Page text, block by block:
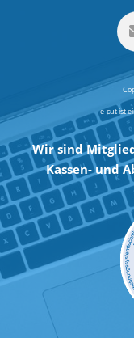
e-cut ist
Wir sind
Kassen- und